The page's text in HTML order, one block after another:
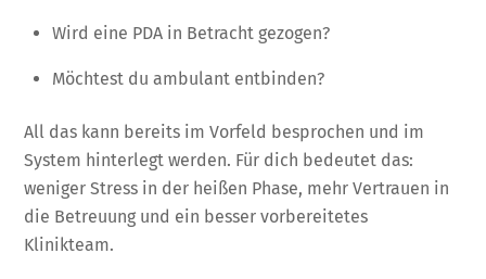
Wird eine PDA in Betracht gezogen?
Möchtest du ambulant entbinden?
All das kann bereits im Vorfeld besprochen und im
System hinterlegt werden. Für dich bedeutet das:
weniger Stress in der heißen Phase, mehr Vertrauen in
die Betreuung und ein besser vorbereitetes
Klinikteam.